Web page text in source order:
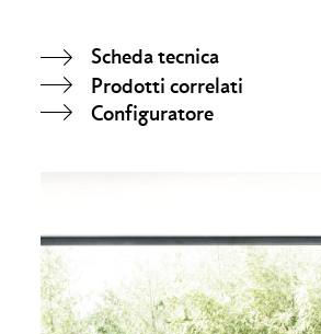
Scheda tecnica
Prodotti correlati
Configuratore